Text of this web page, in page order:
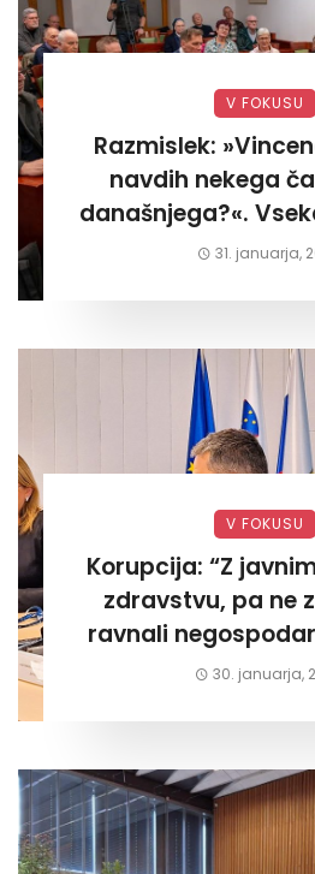
V FOKUSU
Razmislek:
navdih nekega
današnjega?«.
31. januarja,
V FOKUSU
Korupcija: “Z
zdravstvu, pa ne
ravnali
za lastni žep. Tokrat
30. januarja,